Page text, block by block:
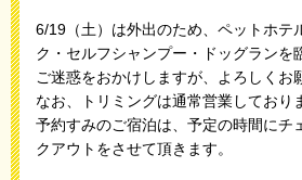
6/19（土）は外出のため、ペットホテ
ク・セルフシャンプー・ドッグランを
ご迷惑をおかけしますが、よろしくお
なお、トリミングは通常営業しており
予約すみのご宿泊は、予定の時間にチ
クアウトをさせて頂きます。